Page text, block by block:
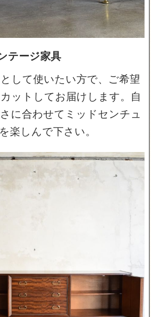
テージ家具
して使いたい方で、ご希望
ットしてお届けします。自
に合わせてミッドセンチュ
楽しんで下さい。